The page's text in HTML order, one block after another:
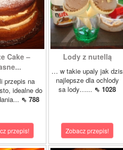
Cake –
przepis na
idealne do
⇖ 788
przepis!
Lody z nutellą
… w takie upaly jak dzis
najlepsze dla ochlody
sa lody…... ⇖ 1028
Zobacz przepis!